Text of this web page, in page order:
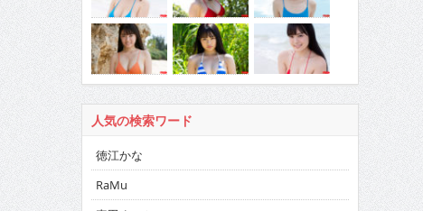
人気の検索ワード
徳江かな
RaMu